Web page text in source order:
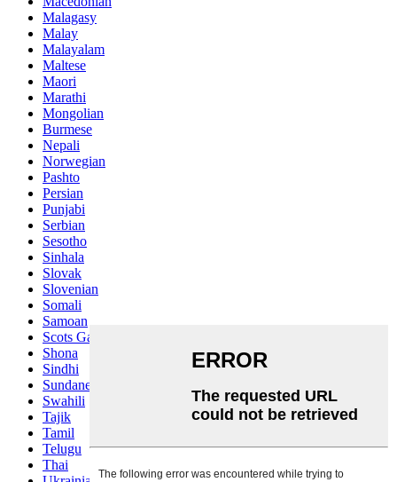
Malagasy
Malay
Malayalam
Maltese
Maori
Marathi
Mongolian
Burmese
Nepali
Norwegian
Pashto
Persian
Punjabi
Serbian
Sesotho
Sinhala
Slovak
Slovenian
Somali
Samoan
Scots Gaelic
Shona
Sindhi
Sundanese
Swahili
Tajik
Tamil
Telugu
Thai